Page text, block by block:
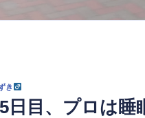
き
日目、プロは睡